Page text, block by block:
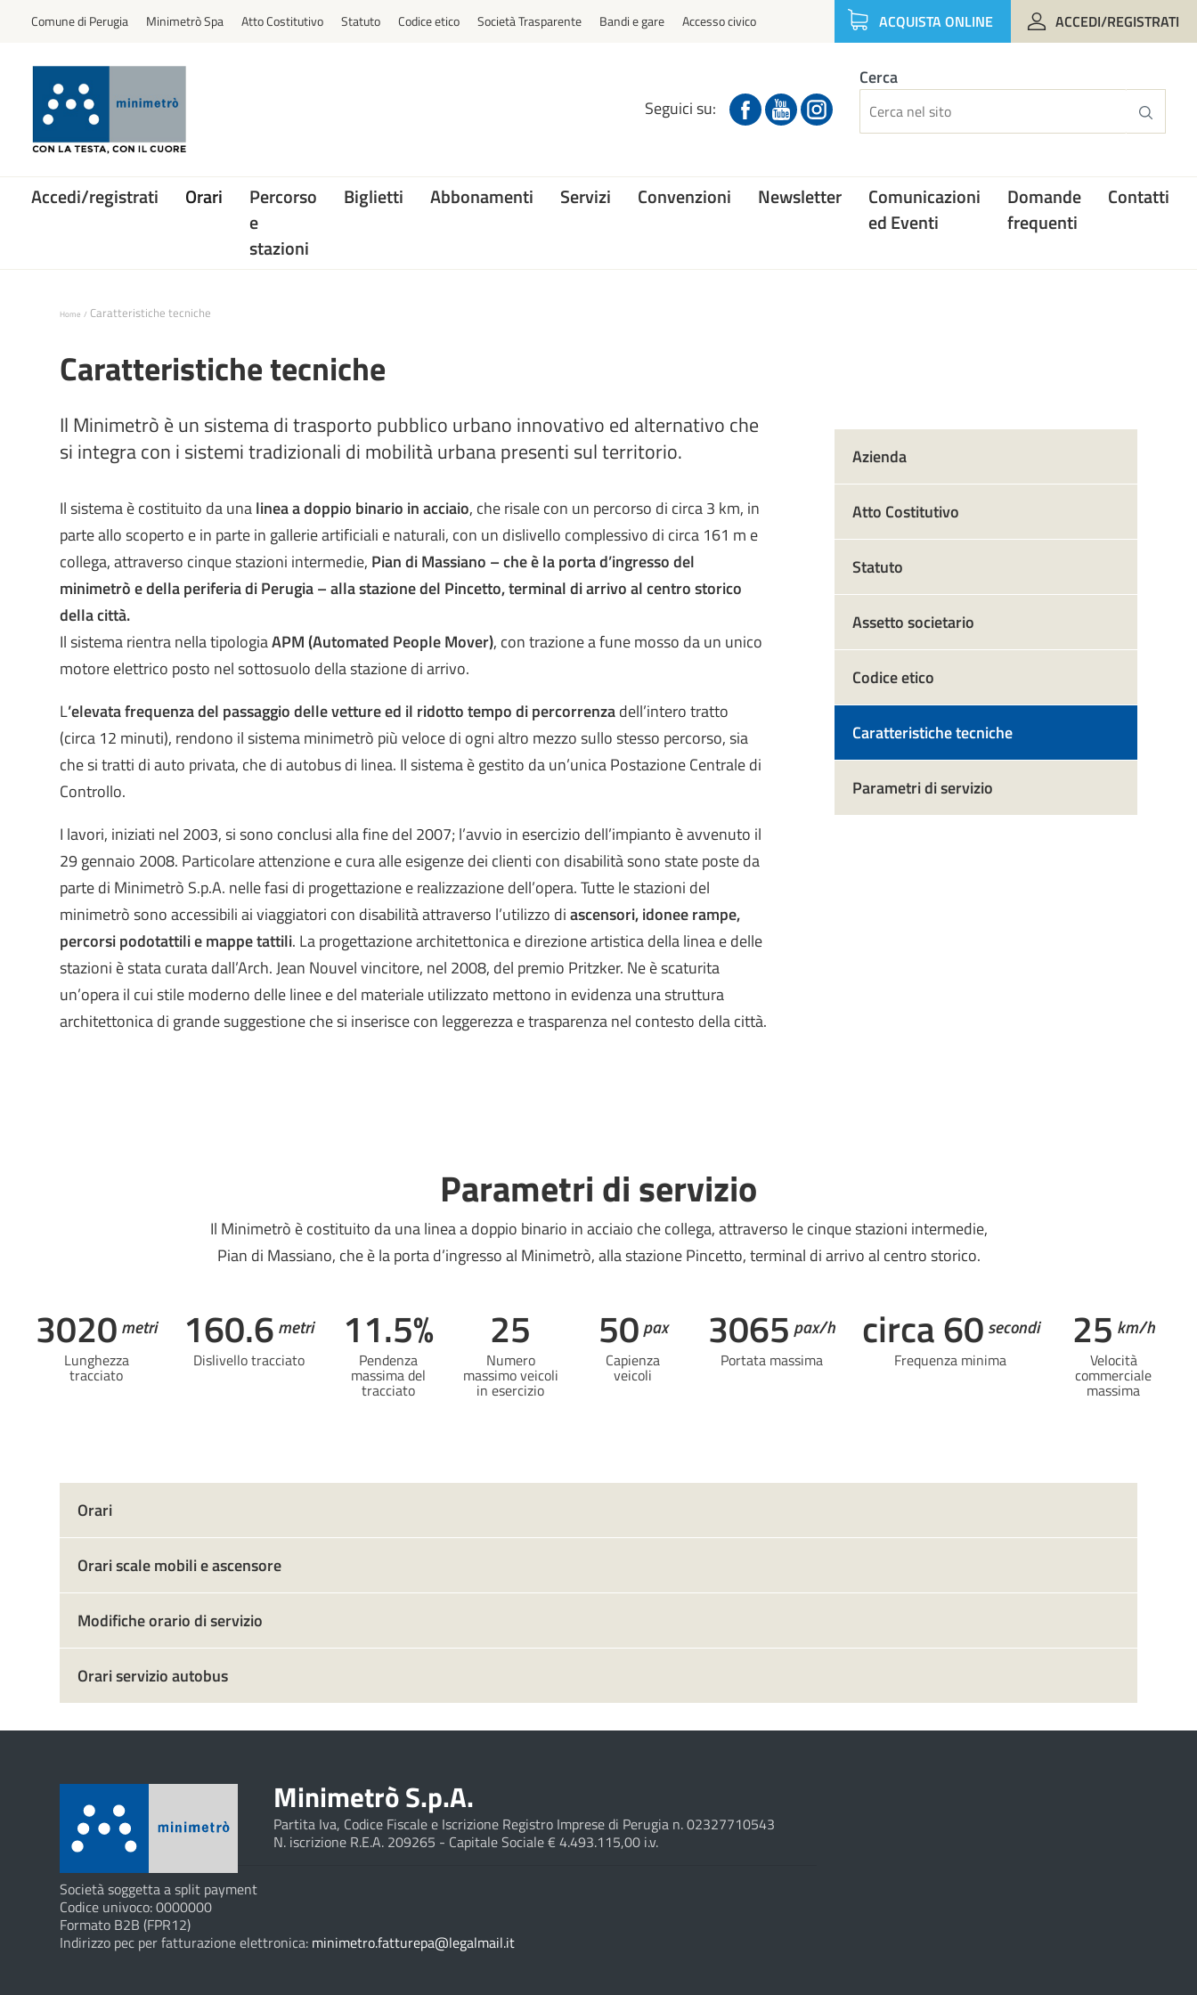
ACQUISTA ONLINE ACCEDI/REGISTRATI
Comune di Perugia Minimetrò Spa Atto Costitutivo Statuto Codice etico Società Trasparente Bandi e gare Accesso civico
Seguici su:
Cerca
Accedi/registrati Orari
Percorso
e
stazioni
Biglietti Abbonamenti Servizi Convenzioni Newsletter
Comunicazioni
ed Eventi
Domande
frequenti
Contatti
Home Caratteristiche tecniche
Caratteristiche tecniche
Il Minimetrò è un sistema di trasporto pubblico urbano innovativo ed alternativo che
si integra con i sistemi tradizionali di mobilità urbana presenti sul territorio.
Il sistema è costituito da unalinea a doppio binario in acciaio, che risale con un percorso di circa 3 km, in
parte allo scoperto e in parte in gallerie artificiali e naturali, con un dislivello complessivo di circa 161 m e
collega, attraverso cinque stazioni intermedie, Pian di Massiano – che è la porta d’ingresso del
minimetrò e della periferia di Perugia – alla stazione del Pincetto, terminal di arrivo al centro storico
della città.
Il sistema rientra nella tipologiaAPM (Automated People Mover), con trazione a fune mosso da un unico
motore elettrico posto nel sottosuolo della stazione di arrivo.
L’elevata frequenza del passaggio delle vetture ed il ridotto tempo di percorrenzadell’intero tratto
(circa 12 minuti), rendono il sistema minimetrò più veloce di ogni altro mezzo sullo stesso percorso, sia
che si tratti di auto privata, che di autobus di linea. Il sistema è gestito da un’unica Postazione Centrale di
Controllo.
I lavori, iniziati nel 2003, si sono conclusi alla fine del 2007; l’avvio in esercizio dell’impianto è avvenuto il
29 gennaio 2008. Particolare attenzione e cura alle esigenze dei clienti con disabilità sono state poste da
parte di Minimetrò S.p.A. nelle fasi di progettazione e realizzazione dell’opera. Tutte le stazioni del
minimetrò sono accessibili ai viaggiatori con disabilità attraverso l’utilizzo diascensori, idonee rampe,
percorsi podotattili e mappe tattili. La progettazione architettonica e direzione artistica della linea e delle
stazioni è stata curata dall’Arch. Jean Nouvel vincitore, nel 2008, del premio Pritzker. Ne è scaturita
un’opera il cui stile moderno delle linee e del materiale utilizzato mettono in evidenza una struttura
architettonica di grande suggestione che si inserisce con leggerezza e trasparenza nel contesto della città.
Azienda
Atto Costitutivo
Statuto
Assetto societario
Codice etico
Caratteristiche tecniche
Parametri di servizio
Parametri di servizio
Il Minimetrò è costituito da una linea a doppio binario in acciaio che collega, attraverso le cinque stazioni intermedie,
Pian di Massiano, che è la porta d’ingresso al Minimetrò, alla stazione Pincetto, terminal di arrivo al centro storico.
3020 metri
Lunghezza
tracciato
160.6 metri
Dislivello tracciato
11.5%
Pendenza
massima del
tracciato
25
Numero
massimo veicoli
in esercizio
50 pax
Capienza
veicoli
3065 pax/h
Portata massima
circa 60 secondi
Frequenza minima
25 km/h
Velocità
commerciale
massima
Orari
Orari scale mobili e ascensore
Modifiche orario di servizio
Orari servizio autobus
Minimetrò S.p.A.
Partita Iva, Codice Fiscale e Iscrizione Registro Imprese di Perugia n. 02327710543
N. iscrizione R.E.A. 209265 - Capitale Sociale € 4.493.115,00 i.v.
Società soggetta a split payment
Codice univoco: 0000000
Formato B2B (FPR12)
Indirizzo pec per fatturazione elettronica: minimetro.fatturepa@legalmail.it